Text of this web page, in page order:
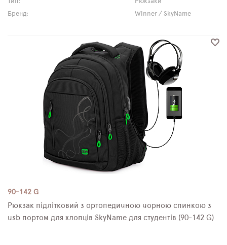
Бренд:
Winner / SkyName
90-142 G
Рюкзак підлітковий з ортопедичною чорною спинкою з
usb портом для хлопців SkyName для студентів (90-142 G)